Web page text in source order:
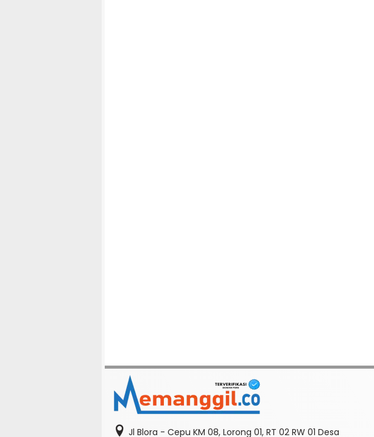
Jl Blora - Cepu KM 08, Lorong 01, RT 02 RW 01 Desa